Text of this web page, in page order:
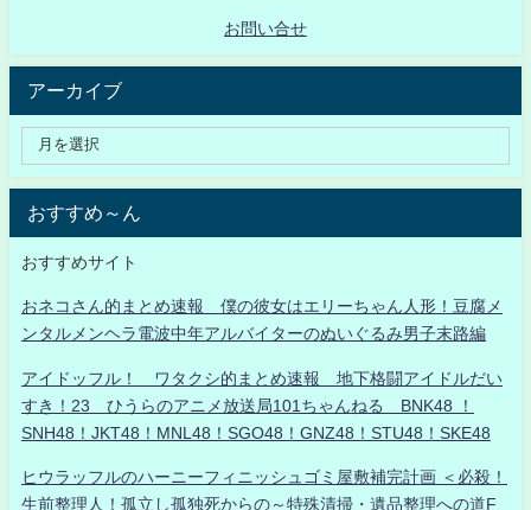
お問い合せ
アーカイブ
おすすめ～ん
おすすめサイト
おネコさん的まとめ速報 僕の彼女はエリーちゃん人形！豆腐メ
ンタルメンヘラ電波中年アルバイターのぬいぐるみ男子末路編
アイドッフル！ ワタクシ的まとめ速報 地下格闘アイドルだい
すき！23 ひうらのアニメ放送局101ちゃんねる BNK48 ！
SNH48！JKT48！MNL48！SGO48！GNZ48！STU48！SKE48
ヒウラッフルのハーニーフィニッシュゴミ屋敷補完計画 ＜必殺！
生前整理人！孤立し孤独死からの～特殊清掃・遺品整理への道F